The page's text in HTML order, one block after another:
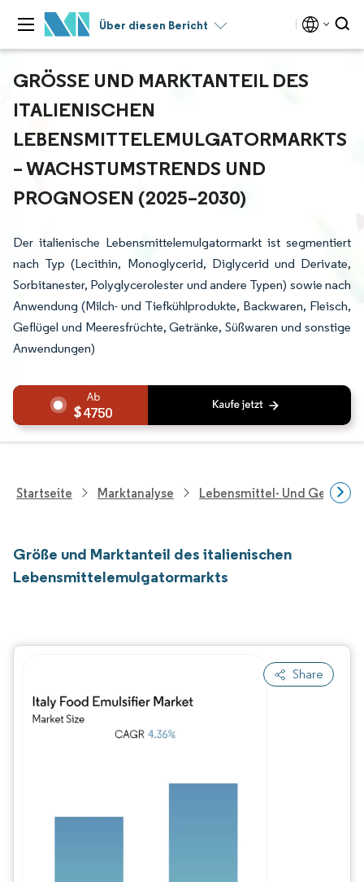
Über diesen Bericht
GRÖSSE UND MARKTANTEIL DES I
TALIENISCHEN L
EBENSMITTELEMULGATORMARKTS –
WACHSTUMSTRENDS UND P
ROGNOSEN (2025–2030)
Der italienische Lebensmittelemulgatormarkt ist segmentiert
nach Typ (Lecithin, Monoglycerid, Diglycerid und Derivate,
Sorbitanester, Polyglycerolester und andere Typen) sowie nach
Anwendung (Milch- und Tiefkühlprodukte, Backwaren, Fleisch,
Geflügel und Meeresfrüchte, Getränke, Süßwaren und sonstige
Anwendungen)
4750
Startseite Marktanalyse Lebensmittel- Und
Größe und Marktanteil des italienischen
Lebensmittelemulgatormarkts
Share